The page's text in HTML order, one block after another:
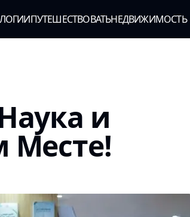
ПУТЕШЕСТВОВАТЬНЕДВИЖИМОСТЬ
и
Месте!